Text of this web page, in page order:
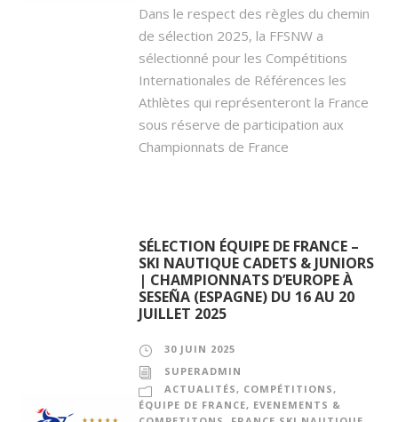
Dans le respect des règles du chemin
de sélection 2025, la FFSNW a
sélectionné pour les Compétitions
Internationales de Références les
Athlètes qui représenteront la France
sous réserve de participation aux
Championnats de France
SÉLECTION ÉQUIPE DE FRANCE –
SKI NAUTIQUE CADETS & JUNIORS
| CHAMPIONNATS D’EUROPE À
SESEÑA (ESPAGNE) DU 16 AU 20
JUILLET 2025
30 JUIN 2025
SUPERADMIN
ACTUALITÉS, COMPÉTITIONS,
ÉQUIPE DE FRANCE, EVENEMENTS &